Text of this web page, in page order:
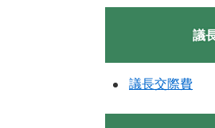
議
議長交際費